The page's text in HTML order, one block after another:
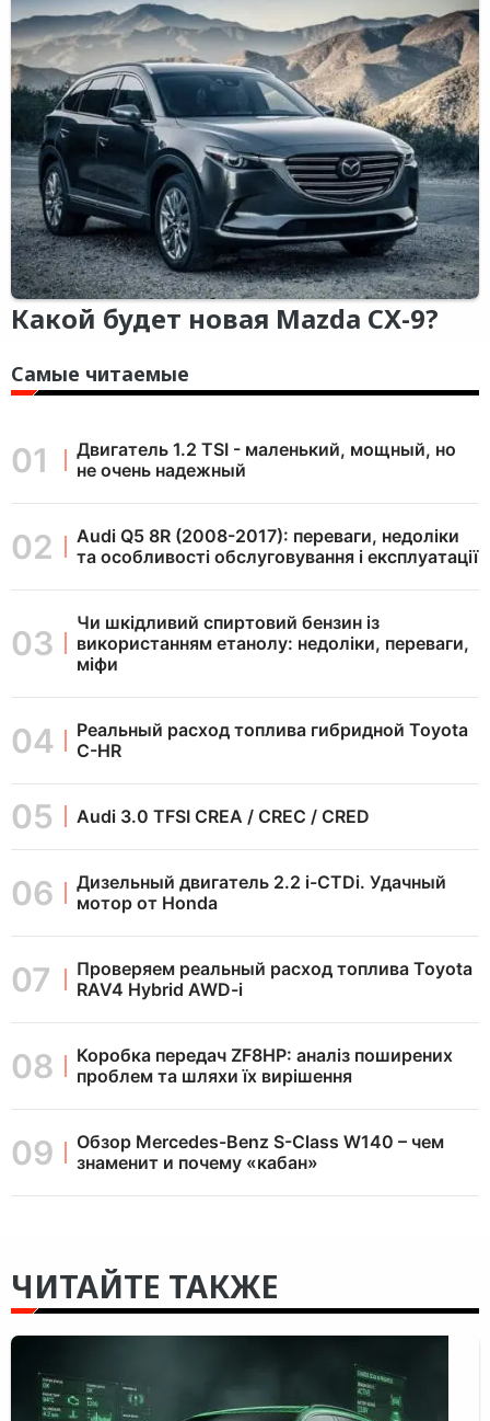
Какой будет новая Mazda CX-9?
Самые читаемые
Двигатель 1.2 TSI - маленький, мощный, но
не очень надежный
Audi Q5 8R (2008-2017): переваги, недоліки
та особливості обслуговування і експлуатації
Чи шкідливий спиртовий бензин із
використанням етанолу: недоліки, переваги,
міфи
Реальный расход топлива гибридной Toyota
C-HR
Audi 3.0 TFSI CREA / CREC / CRED
Дизельный двигатель 2.2 i-CTDi. Удачный
мотор от Honda
Проверяем реальный расход топлива Toyota
RAV4 Hybrid AWD-i
Коробка передач ZF8HP: аналіз поширених
проблем та шляхи їх вирішення
Обзор Mercedes-Benz S-Class W140 – чем
знаменит и почему «кабан»
ЧИТАЙТЕ ТАКЖЕ